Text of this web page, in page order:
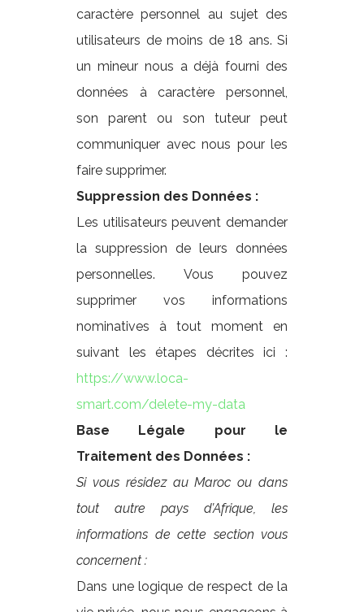
caractère personnel au sujet des
utilisateurs de moins de 18 ans. Si
un mineur nous a déjà fourni des
données à caractère personnel,
son parent ou son tuteur peut
communiquer avec nous pour les
faire supprimer.
Suppression des Données :
Les utilisateurs peuvent demander
la suppression de leurs données
personnelles. Vous pouvez
supprimer vos informations
nominatives à tout moment en
suivant les étapes décrites ici :
https://www.loca-
smart.com/delete-my-data
Base Légale pour le
Traitement des Données :
Si vous résidez au Maroc ou dans
tout autre pays d’Afrique, les
informations de cette section vous
concernent :
Dans une logique de respect de la